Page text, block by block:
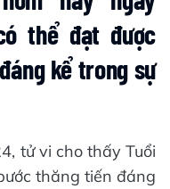
thể đạt được
kể trong sự
tử vi cho thấy Tuổi
thăng tiến đáng